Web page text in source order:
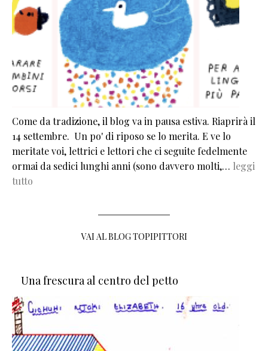
Come da tradizione, il blog va in pausa estiva. Riaprirà il
14 settembre. Un po' di riposo se lo merita. E ve lo
meritate voi, lettrici e lettori che ci seguite fedelmente
ormai da sedici lunghi anni (sono davvero molti,… leggi
tutto
VAI AL BLOG TOPIPITTORI
Una frescura al centro del petto